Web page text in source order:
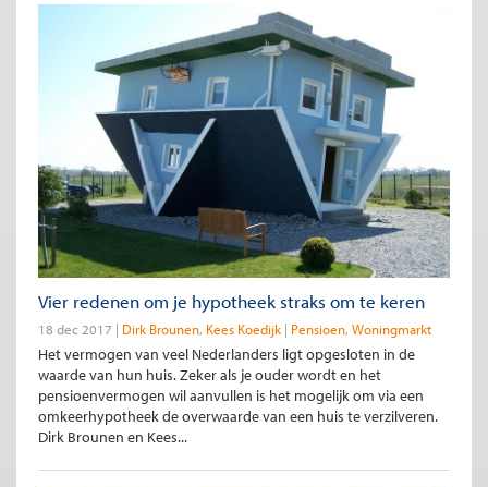
Vier redenen om je hypotheek straks om te keren
18 dec 2017 Dirk Brounen Kees Koedijk Pensioen Woningmarkt
Het vermogen van veel Nederlanders ligt opgesloten in de
waarde van hun huis. Zeker als je ouder wordt en het
pensioenvermogen wil aanvullen is het mogelijk om via een
omkeerhypotheek de overwaarde van een huis te verzilveren.
Dirk Brounen en Kees...